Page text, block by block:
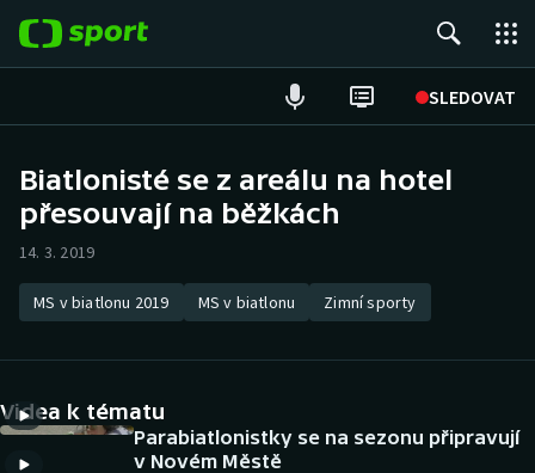
SLEDOVAT
Hokej
Atletika
DALŠÍ SPORTY
Biatlonisté se z areálu na hotel
přesouvají na běžkách
14. 3. 2019
MS v biatlonu 2019 MS v biatlonu Zimní sporty
Videa k tématu
Parabiatlonistky se na sezonu připravují
v Novém Městě